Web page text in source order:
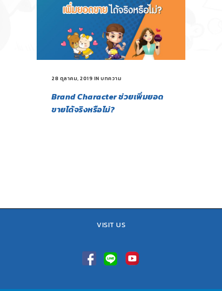
28 ตุลาคม, 2019 IN บทความ
Brand Character ช่วยเพิ่มยอด
ขายได้จริงหรือไม่?
VISIT US